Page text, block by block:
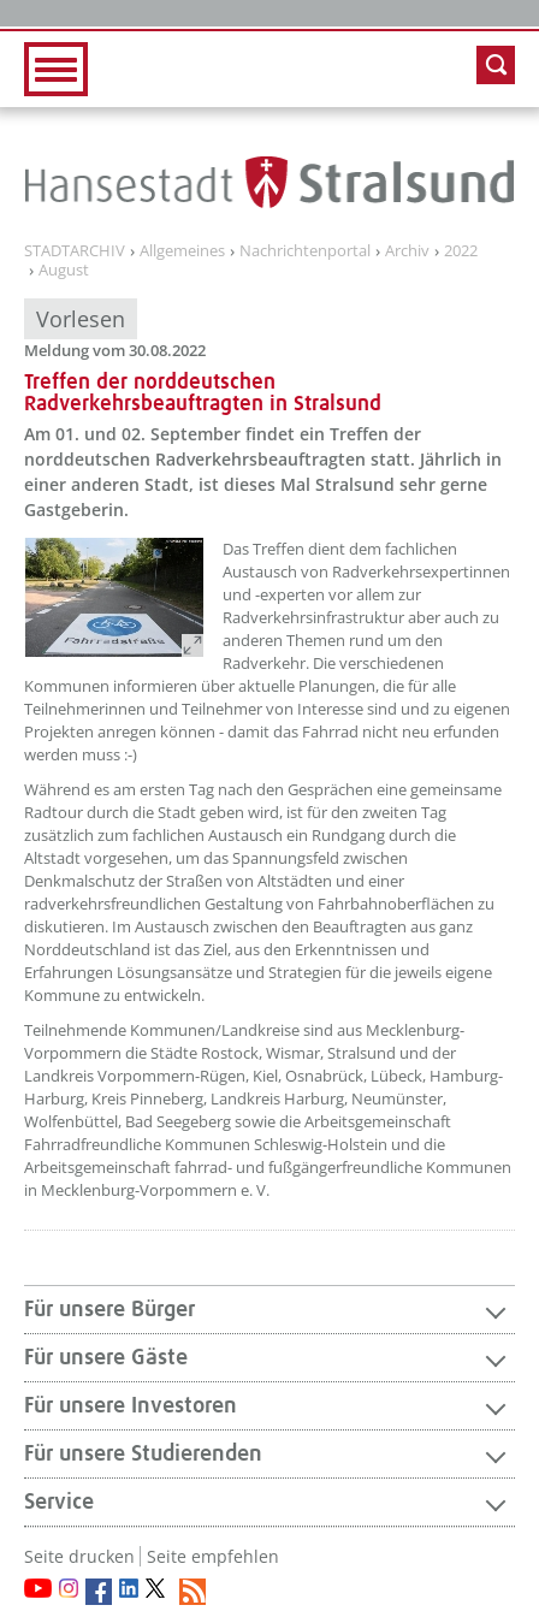
STADTARCHIV Allgemeines Nachrichtenportal Archiv
2022
August
Vorlesen
Meldung vom 30.08.2022
Treffen der norddeutschen
Radverkehrsbeauftragten in Stralsund
Am 01. und 02. September findet ein Treffen der
norddeutschen Radverkehrsbeauftragten statt. Jährlich in
einer anderen Stadt, ist dieses Mal Stralsund sehr gerne
Gastgeberin.
??? absaetzeOben[1]/titel ???
Das Treffen dient dem fachlichen
Austausch von Radverkehrsexpertinnen
und -experten vor allem zur
Radverkehrsinfrastruktur aber auch zu
anderen Themen rund um den
Radverkehr. Die verschiedenen
Kommunen informieren über aktuelle Planungen, die für alle
Teilnehmerinnen und Teilnehmer von Interesse sind und zu eigenen
Projekten anregen können - damit das Fahrrad nicht neu erfunden
werden muss :-)
Während es am ersten Tag nach den Gesprächen eine gemeinsame
Radtour durch die Stadt geben wird, ist für den zweiten Tag
zusätzlich zum fachlichen Austausch ein Rundgang durch die
Altstadt vorgesehen, um das Spannungsfeld zwischen
Denkmalschutz der Straßen von Altstädten und einer
radverkehrsfreundlichen Gestaltung von Fahrbahnoberflächen zu
diskutieren. Im Austausch zwischen den Beauftragten aus ganz
Norddeutschland ist das Ziel, aus den Erkenntnissen und
Erfahrungen Lösungsansätze und Strategien für die jeweils eigene
Kommune zu entwickeln.
Teilnehmende Kommunen/Landkreise sind aus Mecklenburg-
Vorpommern die Städte Rostock, Wismar, Stralsund und der
Landkreis Vorpommern-Rügen, Kiel, Osnabrück, Lübeck, Hamburg-
Harburg, Kreis Pinneberg, Landkreis Harburg, Neumünster,
Wolfenbüttel, Bad Seegeberg sowie die Arbeitsgemeinschaft
Fahrradfreundliche Kommunen Schleswig-Holstein und die
Arbeitsgemeinschaft fahrrad- und fußgängerfreundliche Kommunen
in Mecklenburg-Vorpommern e. V.
Für unsere Bürger
Für unsere Gäste
Für unsere Investoren
Für unsere Studierenden
Service
Seite drucken Seite empfehlen